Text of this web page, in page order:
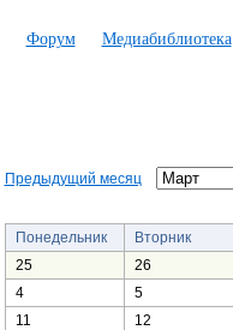
Форум Медиабиблиотека
Предыдущий месяц
Понедельник
Вторник
25
26
4
5
11
12